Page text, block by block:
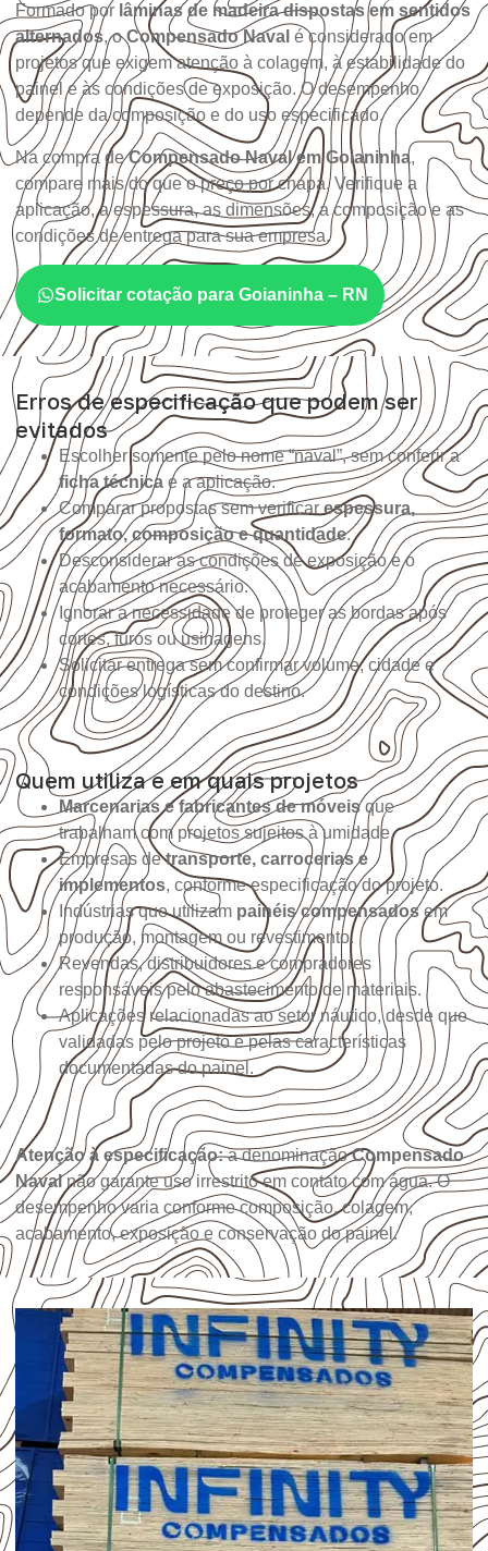
Formado por lâminas de madeira dispostas em sentidos
alternados, oCompensado Naval é considerado em
projetos que exigem atenção à colagem, à estabilidade do
painel e às condições de exposição. O desempenho
depende da composição e do uso especificado.
Na compra deCompensado Naval em Goianinha,
compare mais do que o preço por chapa. Verifique a
aplicação, a espessura, as dimensões, a composição e as
condições de entrega para sua empresa.
Solicitar cotação para Goianinha – RN
Erros de especificação que podem ser
evitados
Escolher somente pelo nome “naval”, sem conferir a
ficha técnica e a aplicação.
Comparar propostas sem verificar espessura,
formato, composição e quantidade.
Desconsiderar as condições de exposição e o
acabamento necessário.
Ignorar a necessidade de proteger as bordas após
cortes, furos ou usinagens.
Solicitar entrega sem confirmar volume, cidade e
condições logísticas do destino.
Quem utiliza e em quais projetos
Marcenarias e fabricantes de móveisque
trabalham com projetos sujeitos à umidade.
Empresas detransporte, carrocerias e
implementos, conforme especificação do projeto.
Indústrias que utilizam painéis compensadosem
produção, montagem ou revestimento.
Revendas, distribuidores e compradores
responsáveis pelo abastecimento de materiais.
Aplicações relacionadas ao setor náutico, desde que
validadas pelo projeto e pelas características
documentadas do painel.
Atenção à especificação:a denominaçãoCompensado
Navalnão garante uso irrestrito em contato com água. O
desempenho varia conforme composição, colagem,
acabamento, exposição e conservação do painel.